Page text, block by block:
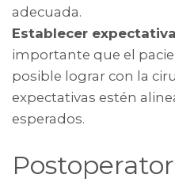
adecuada.
Establecer
importante que el
posible lograr con la
expectativas estén
esperados.